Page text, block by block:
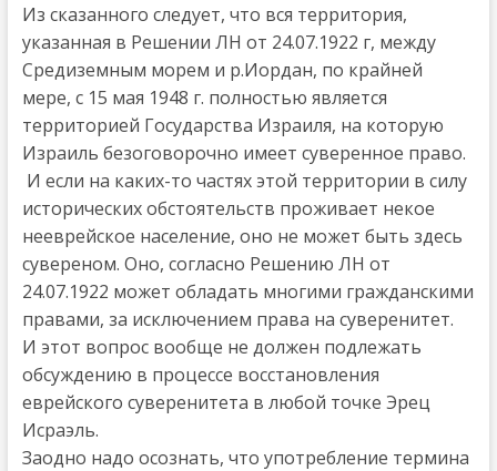
Из сказанного следует, что вся территория,
указанная в Решении ЛН от 24.07.1922 г, между
Средиземным морем и р.Иордан, по крайней
мере, с 15 мая 1948 г. полностью является
территорией Государства Израиля, на которую
Израиль безоговорочно имеет суверенное право.
И если на каких-то частях этой территории в силу
исторических обстоятельств проживает некое
нееврейское население, оно не может быть здесь
сувереном. Оно, согласно Решению ЛН от
24.07.1922 может обладать многими гражданскими
правами, за исключением права на суверенитет.
И этот вопрос вообще не должен подлежать
обсуждению в процессе восстановления
еврейского суверенитета в любой точке Эрец
Исраэль.
Заодно надо осознать, что употребление термина